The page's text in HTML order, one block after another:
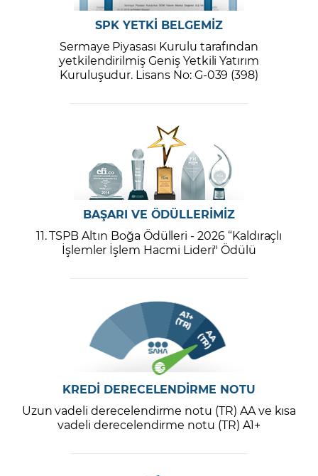
SPK YETKİ BELGEMİZ
Sermaye Piyasası Kurulu tarafından
yetkilendirilmiş Geniş Yetkili Yatırım
Kuruluşudur. Lisans No: G-039 (398)
BAŞARI VE ÖDÜLLERİMİZ
11. TSPB Altın Boğa Ödülleri - 2026 “Kaldıraçlı
İşlemler İşlem Hacmi Lideri" Ödülü
KREDİ DERECELENDİRME NOTU
Uzun vadeli derecelendirme notu (TR) AA ve kısa
vadeli derecelendirme notu (TR) A1+